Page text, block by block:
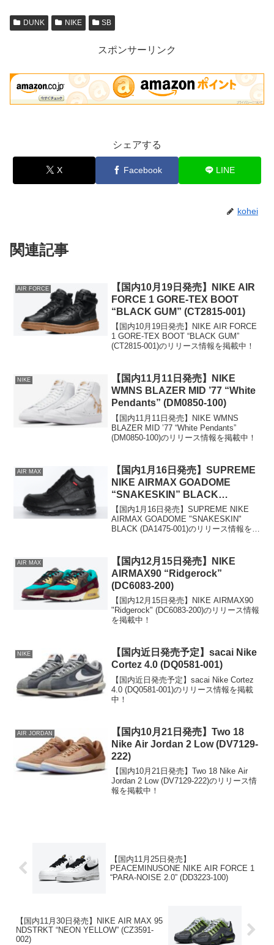
DUNK NIKE SB
スポンサーリンク
シェアする
X Facebook LINE
kohei
関連記事
AIR FORCE
【国内10月19日発売】NIKE AIR
FORCE 1 GORE-TEX BOOT
“BLACK GUM” (CT2815-001)
【国内10月19日発売】NIKE AIR FORCE
1 GORE-TEX BOOT “BLACK GUM”
(CT2815-001)のリリース情報を掲載中！
NIKE
【国内11月11日発売】NIKE
WMNS BLAZER MID ’77 “White
Pendants” (DM0850-100)
【国内11月11日発売】NIKE WMNS
BLAZER MID ’77 “White Pendants”
(DM0850-100)のリリース情報を掲載中！
AIR MAX
【国内1月16日発売】SUPREME
NIKE AIRMAX GOADOME
“SNAKESKIN” BLACK
(DA1475-001)
【国内1月16日発売】SUPREME NIKE
AIRMAX GOADOME "SNAKESKIN"
BLACK (DA1475-001)のリリース情報を掲
AIR MAX
【国内12月15日発売】NIKE
AIRMAX90 “Ridgerock”
(DC6083-200)
【国内12月15日発売】NIKE AIRMAX90
"Ridgerock" (DC6083-200)のリリース情報
を掲載中！
NIKE
【国内近日発売予定】sacai Nike
Cortez 4.0 (DQ0581-001)
【国内近日発売予定】sacai Nike Cortez
4.0 (DQ0581-001)のリリース情報を掲載
中！
AIR JORDAN
【国内10月21日発売】Two 18
Nike Air Jordan 2 Low (DV7129-
222)
【国内10月21日発売】Two 18 Nike Air
Jordan 2 Low (DV7129-222)のリリース情
報を掲載中！
【国内11月25日発売】
PEACEMINUSONE NIKE AIR FORCE 1
“PARA-NOISE 2.0” (DD3223-100)
【国内11月30日発売】NIKE AIR MAX 95
NDSTRKT “NEON YELLOW” (CZ3591-
002)